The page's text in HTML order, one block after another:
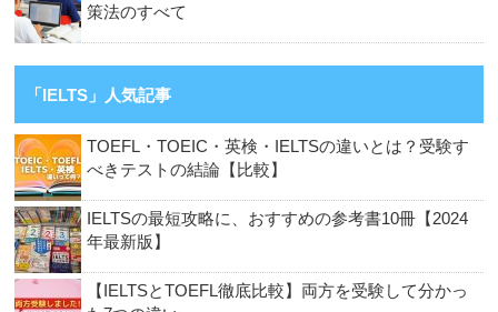
策法のすべて
「IELTS」人気記事
TOEFL・TOEIC・英検・IELTSの違いとは？受験す
べきテストの結論【比較】
IELTSの最短攻略に、おすすめの参考書10冊【2024
年最新版】
【IELTSとTOEFL徹底比較】両方を受験して分かっ